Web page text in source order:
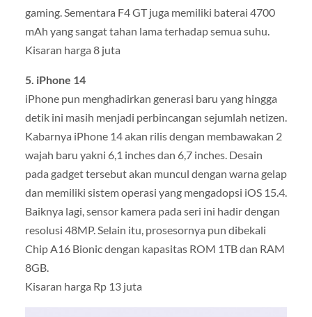
gaming. Sementara F4 GT juga memiliki baterai 4700
mAh yang sangat tahan lama terhadap semua suhu.
Kisaran harga 8 juta
5. iPhone 14
iPhone pun menghadirkan generasi baru yang hingga
detik ini masih menjadi perbincangan sejumlah netizen.
Kabarnya iPhone 14 akan rilis dengan membawakan 2
wajah baru yakni 6,1 inches dan 6,7 inches. Desain
pada gadget tersebut akan muncul dengan warna gelap
dan memiliki sistem operasi yang mengadopsi iOS 15.4.
Baiknya lagi, sensor kamera pada seri ini hadir dengan
resolusi 48MP. Selain itu, prosesornya pun dibekali
Chip A16 Bionic dengan kapasitas ROM 1TB dan RAM
8GB.
Kisaran harga Rp 13 juta